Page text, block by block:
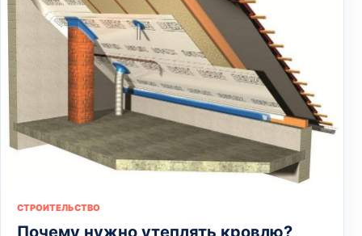
СТРОИТЕЛЬСТВО
Почему нужно утеплять кровлю?